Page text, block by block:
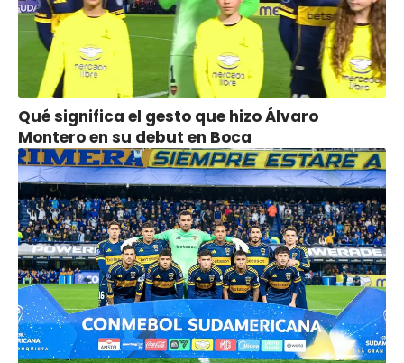
Qué significa el gesto que hizo Álvaro
Montero en su debut en Boca